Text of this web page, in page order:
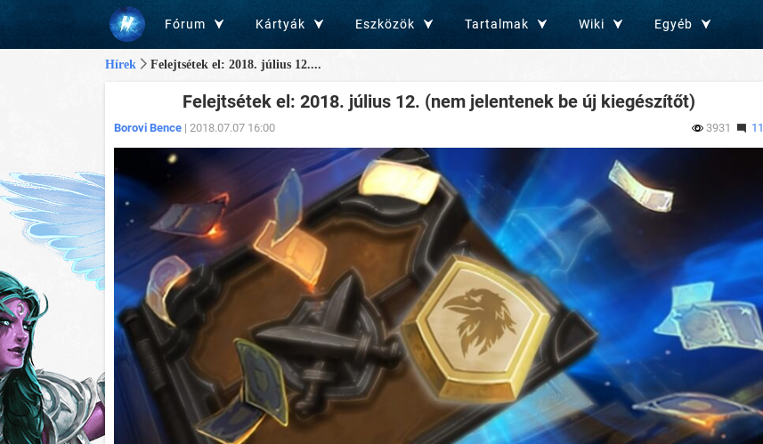
Fórum Kártyák Eszközök Tartalmak Wiki Egyéb
Hírek Felejtsétek el: 2018. július 12....
Felejtsétek el: 2018. július 12. (nem jelentenek be új kiegészítőt)
Borovi Bence | 2018.07.07 16:00 3931 11